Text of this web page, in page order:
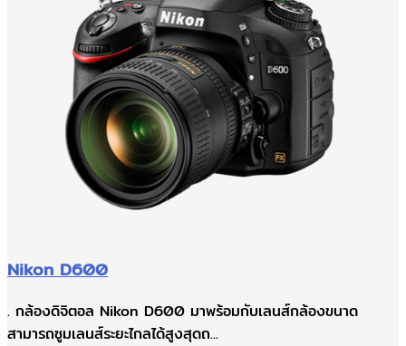
Nikon D600
. กล้องดิจิตอล Nikon D600 มาพร้อมกับเลนส์กล้องขนาด
สามารถซูมเลนส์ระยะไกลได้สูงสุดถ...